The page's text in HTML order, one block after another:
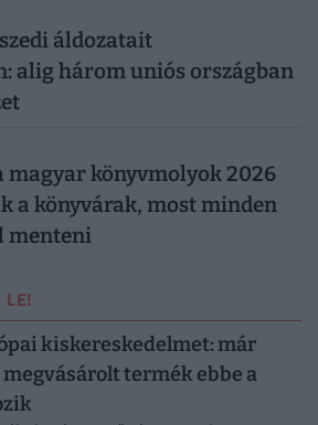
áldozatait
alig három uniós országban
magyar könyvmolyok 2026
a könyvárak, most minden
menteni
kiskereskedelmet: már
termék ebbe a